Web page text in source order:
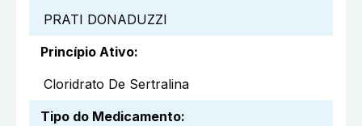
PRATI DONADUZZI
Princípio Ativo:
Cloridrato De Sertralina
Tipo do Medicamento: